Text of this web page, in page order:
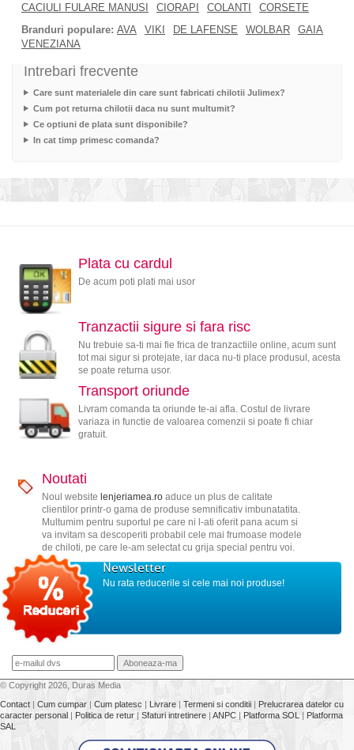
CACIULI FULARE MANUSI
CIORAPI COLANTI
CORSETE
Branduri populare: AVA VIKI DE LAFENSE WOLBAR
GAIA
VENEZIANA
Intrebari frecvente
Care sunt materialele din care sunt fabricati chilotii Julimex?
Cum pot returna chilotii daca nu sunt multumit?
Ce optiuni de plata sunt disponibile?
In cat timp primesc comanda?
Plata cu cardul
De acum poti plati mai usor
Tranzactii sigure si fara risc
Nu trebuie sa-ti mai fie frica de tranzactiile online, acum sunt
tot mai sigur si protejate, iar daca nu-ti place produsul, acesta
se poate returna usor.
Transport oriunde
Livram comanda ta oriunde te-ai afla. Costul de livrare
variaza in functie de valoarea comenzii si poate fi chiar
gratuit.
Noutati
Noul website lenjeriamea.roaduce un plus de calitate
clientilor printr-o gama de produse semnificativ imbunatatita.
Multumim pentru suportul pe care ni l-ati oferit pana acum si
va invitam sa descoperiti probabil cele mai frumoase modele
de chiloti, pe care le-am selectat cu grija special pentru voi.
Newsletter
Nu rata reducerile si cele mai noi produse!
© Copyright 2026, Duras Media
Contact
Cum cumpar Cum platesc Livrare Termeni si conditii
Prelucrarea datelor cu
caracter personal
Politica de retur Sfaturi intretinere ANPC Platforma SOL
Platforma
SAL